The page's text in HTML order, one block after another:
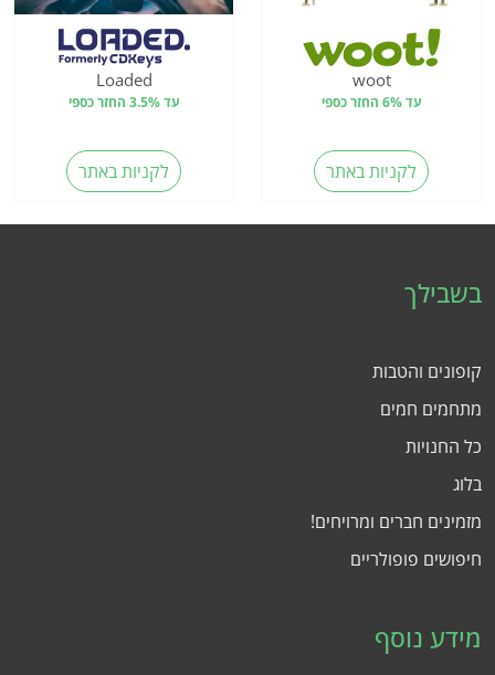
woot
עד 6% החזר כספי
לקניות באתר
Loaded
עד 3.5% החזר כספי
לקניות באתר
בשבילך
קופונים והטבות
מתחמים חמים
כל החנויות
בלוג
מזמינים חברים ומרויחים!
חיפושים פופולריים
מידע נוסף